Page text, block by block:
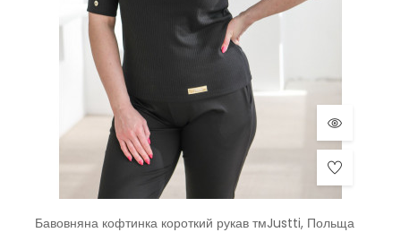
Бавовняна кофтинка короткий рукав тмJustti, Польща